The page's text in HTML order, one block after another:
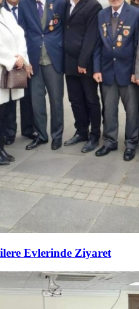
Evlerinde Ziyaret